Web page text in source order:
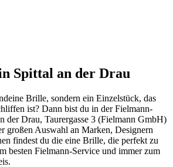
Spittal an der Drau
Brille, sondern ein Einzelstück, das
ist? Dann bist du in der Fielmann-
der Drau, Taurergasse 3 (Fielmann GmbH)
großen Auswahl an Marken, Designern
findest du die eine Brille, die perfekt zu
besten Fielmann-Service und immer zum